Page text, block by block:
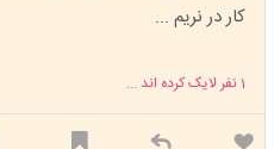
کار در نریم ...
1نفر لایک کرده اند ...